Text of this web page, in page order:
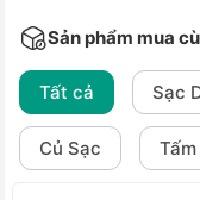
Sản phẩm mua
Tất cả Sạc
Củ Sạc